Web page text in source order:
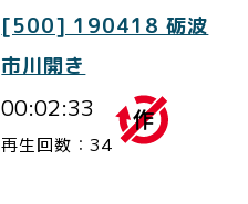
[500] 190418 砺波
市川開き
00:02:33
再生回数：34